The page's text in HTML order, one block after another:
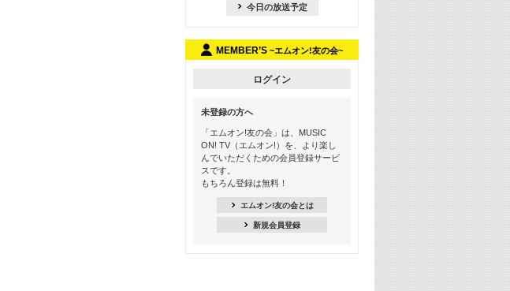
M-ON! カラオケカウントダウン 50
Official髭男dism特集
よりぬき! この夏聴きたい! サマーソン
グメドレー【歌詞入り】
21:00
季節を感じよう! シーズンソング特集
-8月編-【歌詞入り】
ージックビデオ特集
今日の放送予定
MEMBER’S ~エムオン!友の会~
ログイン
未登録の方へ
「エムオン!友の会」は、MUSIC
ON! TV（エムオン!）を、より楽し
んでいただくための会員登録サービ
スです。
もちろん登録は無料！
エムオン!友の会とは
新規会員登録